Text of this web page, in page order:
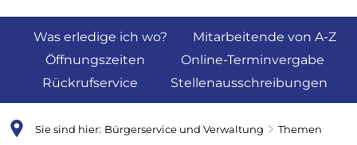
Was erledige ich wo?
Mitarbeitende von A-Z
Öffnungszeiten
Online-Terminvergabe
Rückrufservice
Stellenausschreibungen
Sie sind hier: Bürgerservice und Verwaltung
Themen